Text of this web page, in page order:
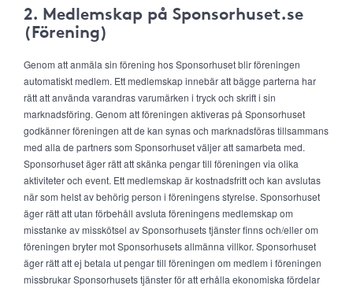
2. Medlemskap på Sponsorhuset.se
(Förening)
Genom att anmäla sin förening hos Sponsorhuset blir föreningen
automatiskt medlem. Ett medlemskap innebär att bägge parterna har
rätt att använda varandras varumärken i tryck och skrift i sin
marknadsföring. Genom att föreningen aktiveras på Sponsorhuset
godkänner föreningen att de kan synas och marknadsföras tillsammans
med alla de partners som Sponsorhuset väljer att samarbeta med.
Sponsorhuset äger rätt att skänka pengar till föreningen via olika
aktiviteter och event. Ett medlemskap är kostnadsfritt och kan avslutas
när som helst av behörig person i föreningens styrelse. Sponsorhuset
äger rätt att utan förbehåll avsluta föreningens medlemskap om
misstanke av misskötsel av Sponsorhusets tjänster finns och/eller om
föreningen bryter mot Sponsorhusets allmänna villkor. Sponsorhuset
äger rätt att ej betala ut pengar till föreningen om medlem i föreningen
missbrukar Sponsorhusets tjänster för att erhålla ekonomiska fördelar